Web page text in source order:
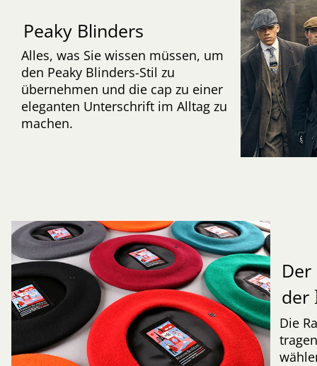
Peaky Blinders
Alles, was Sie wissen müssen, um
den Peaky Blinders-Stil zu
übernehmen und die cap zu einer
eleganten Unterschrift im Alltag zu
machen.
der
Die